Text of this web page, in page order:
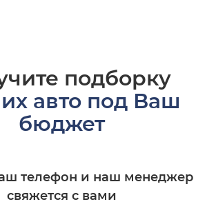
подборку
авто под Ваш
бюджет
телефон и наш менеджер
свяжется с вами